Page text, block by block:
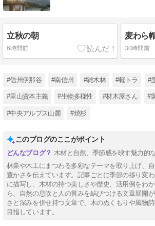
立秋の朝
6時間前
麦わら
30時間前
#信州伊那谷 #南信州 #雑木林 #軽トラ #
#里山資本主義 #生物多様性 #材木屋さん #
#中央アルプス山麓 #焼杉
このブログのここがポイント
木材と自然、季節感を映す魅力的
林業や木工にまつわる多彩なテーマを取り上げ、
豊かさを伝えています。記事ごとに季節の移り変
に描写し、木材の持つ美しさや歴史、活用例をわ
ら、自然の息吹と人の営みを結びつける文章展開
さと深みを併せ持つ文章で、木のぬくもりや風物
目指しています。